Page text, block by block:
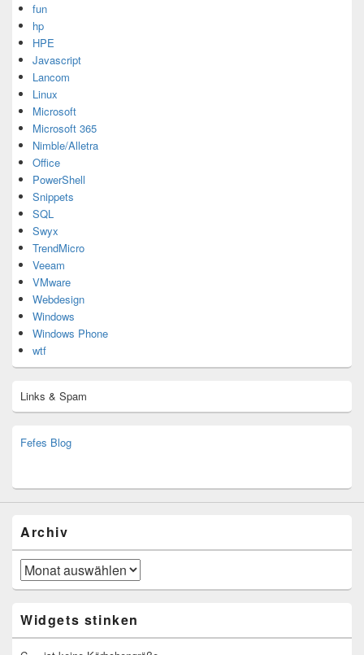
fun
hp
HPE
Javascript
Lancom
Linux
Microsoft
Microsoft 365
Nimble/Alletra
Office
PowerShell
Snippets
SQL
Swyx
TrendMicro
Veeam
VMware
Webdesign
Windows
Windows Phone
wtf
Links & Spam
Fefes Blog
Archiv
Archiv
Widgets stinken